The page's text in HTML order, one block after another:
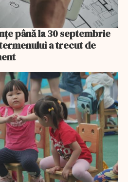
până la 30 septembrie
a trecut de